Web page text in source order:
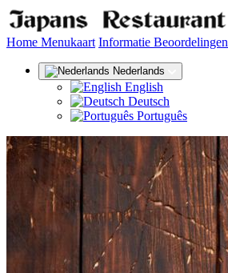
Home (huidige)
Menukaart Informatie Beoordelingen
Nederlands
English
Deutsch
Português